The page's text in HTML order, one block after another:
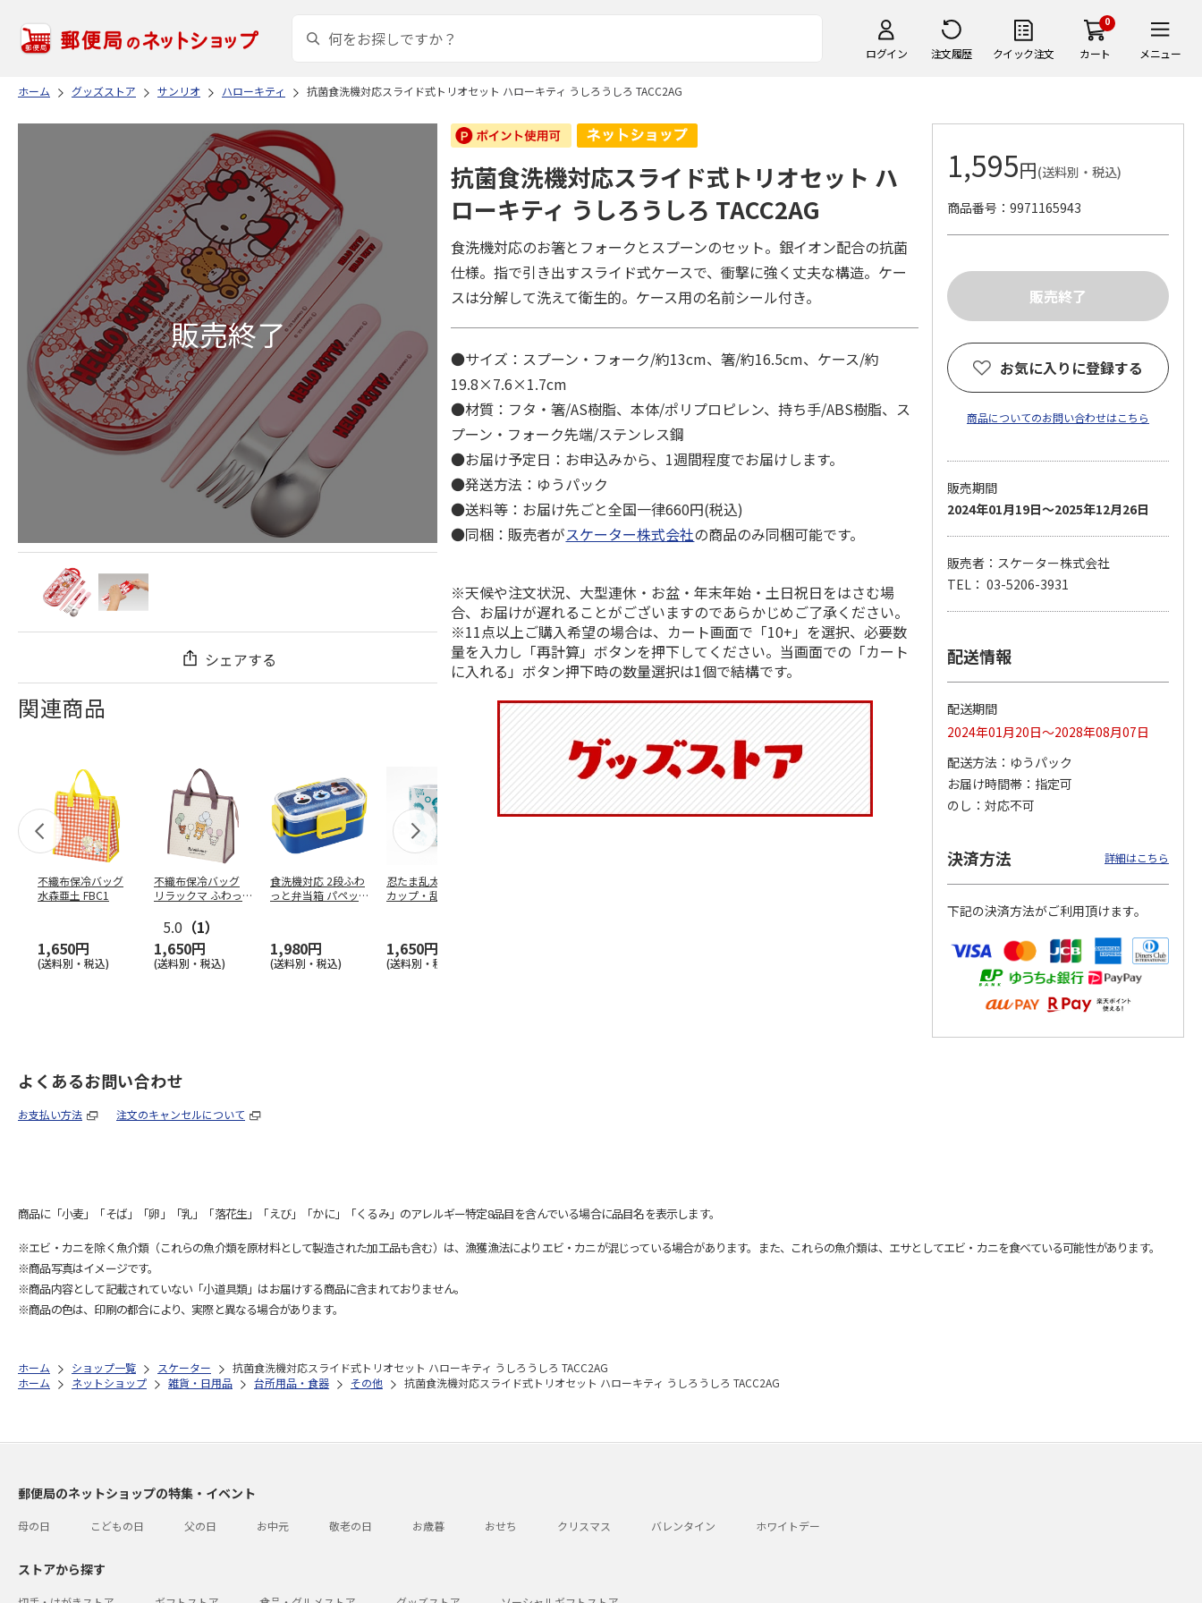
ログイン 注文履歴 クイック注文
0
カート メニュー
ホーム グッズストア サンリオ ハローキティ 抗菌食洗機対応スライド式トリオセット ハローキティ うしろうしろ TACC2AG
シェアする
関連商品
不織布保冷バッグ
水森亜土 FBC1
1,650円
(送料別・税込)
不織布保冷バッグ
リラックマ ふわっ
5.0 （1）
1,650円
(送料別・税込)
食洗機対応 2段ふわ
っと弁当箱 パペッ
1,980円
(送料別・税込)
忍たま乱太郎 マグ
カップ・乱太郎・き
1,650円
(送料別・税込)
ふわっとフタタイト
コーデュロイ生地ラ
キティ KCOB2
2,200円
(送料別・税込)
八角形ステンレスマ
ラックマ リラッ
4,510円
(送料別・税込)
抗菌食洗機対応スライド式トリオセット ハ
ローキティ うしろうしろ TACC2AG
食洗機対応のお箸とフォークとスプーンのセット。銀イオン配合の抗菌
仕様。指で引き出すスライド式ケースで、衝撃に強く丈夫な構造。ケー
スは分解して洗えて衛生的。ケース用の名前シール付き。
●サイズ：スプーン・フォーク/約13cm、箸/約16.5cm、ケース/約
19.8×7.6×1.7cm
●材質：フタ・箸/AS樹脂、本体/ポリプロピレン、持ち手/ABS樹脂、ス
プーン・フォーク先端/ステンレス鋼
●お届け予定日：お申込みから、1週間程度でお届けします。
●発送方法：ゆうパック
●送料等：お届け先ごと全国一律660円(税込)
●同梱：販売者がスケーター株式会社の商品のみ同梱可能です。
※天候や注文状況、大型連休・お盆・年末年始・土日祝日をはさむ場
合、お届けが遅れることがございますのであらかじめご了承ください。
※11点以上ご購入希望の場合は、カート画面で「10+」を選択、必要数
量を入力し「再計算」ボタンを押下してください。当画面での「カート
に入れる」ボタン押下時の数量選択は1個で結構です。
1,595円(送料別・税込)
商品番号
9971165943
お気に入りに登録する
商品についてのお問い合わせはこちら
販売期間
2024年01月19日～2025年12月26日
販売者：スケーター株式会社
TEL： 03-5206-3931
配送情報
配送期間
2024年01月20日～2028年08月07日
配送方法
ゆうパック
お届け時間帯
指定可
のし
対応不可
決済方法 詳細はこちら
下記の決済方法がご利用頂けます。
よくあるお問い合わせ
お支払い方法 注文のキャンセルについて
商品に「小麦」「そば」「卵」「乳」「落花生」「えび」「かに」「くるみ」のアレルギー特定8品目を含んでいる場合に品目名を表示します。
※エビ・カニを除く魚介類（これらの魚介類を原材料として製造された加工品も含む）は、漁獲漁法によりエビ・カニが混じっている場合があります。また、これらの魚介類は、エサとしてエビ・カニを食べている可能性があります。
※商品写真はイメージです。
※商品内容として記載されていない「小道具類」はお届けする商品に含まれておりません。
※商品の色は、印刷の都合により、実際と異なる場合があります。
ホーム ショップ一覧 スケーター
抗菌食洗機対応スライド式トリオセット ハローキティ うしろうしろ TACC2AG
ホーム
ネットショップ 雑貨・日用品 台所用品・食器 その他 抗菌食洗機対応スライド式トリオセット ハローキティ うしろうしろ TACC2AG
郵便局のネットショップの特集・イベント
母の日 こどもの日 父の日 お中元 敬老の日 お歳暮 おせち クリスマス バレンタイン ホワイトデー
ストアから探す